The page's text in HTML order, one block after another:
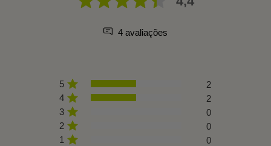
4 avaliações
5
2
4
2
3
0
2
0
1
0